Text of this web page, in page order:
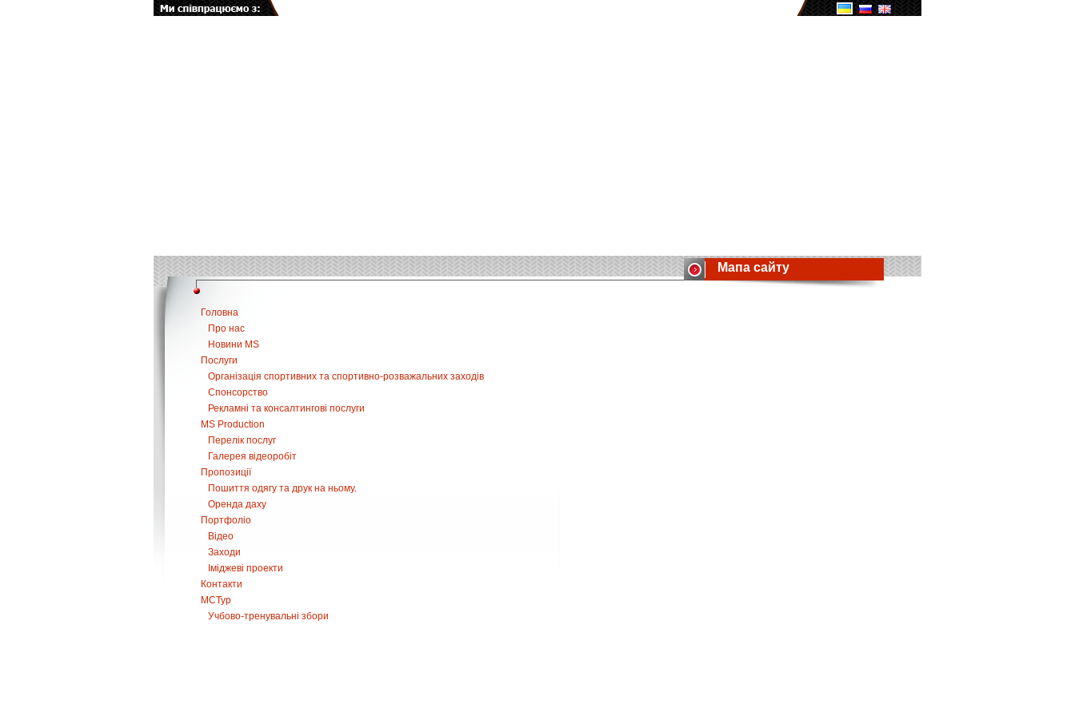
Мапа сайту
Головна
Про нас
Новини MS
Послуги
Організація спортивних та спортивно-розважальних заходів
Спонсорство
Рекламні та консалтингові послуги
MS Production
Перелік послуг
Галерея відеоробіт
Пропозиції
Пошиття одягу та друк на ньому.
Оренда даху
Портфоліо
Відео
Заходи
Іміджеві проекти
Контакти
МСТур
Учбово-тренувальні збори